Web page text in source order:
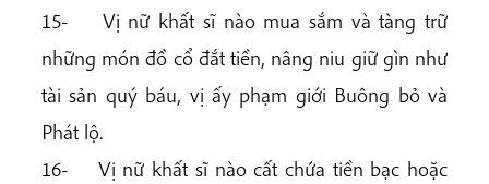
15- Vị nữ khất sĩ nào mua sắm và tàng trữ
những món đồ cổ đắt tiền, nâng niu giữ gìn như
tài sản quý báu, vị ấy phạm giới Buông bỏ và
Phát lộ.
16- Vị nữ khất sĩ nào cất chứa tiền bạc hoặc